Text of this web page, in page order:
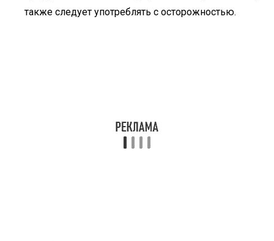
также следует употреблять с осторожностью.